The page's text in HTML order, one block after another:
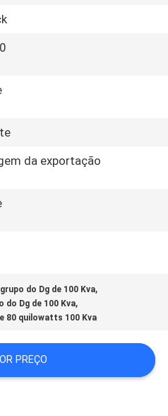
da exportação
grupo do Dg de 100 Kva,
do Dg de 100 Kva,
80 quilowatts 100 Kva
PREÇO